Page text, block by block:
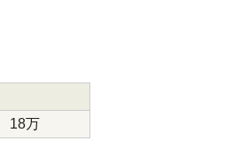
18万